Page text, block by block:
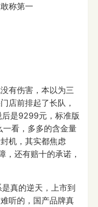
称第一
有伤害，本以为三
店前排起了长队，
是9299元，标准版
看，多多的含金量
机，其实都焦虑
，还有赔十的承诺，
真的逆天，上市到
听的，国产品牌真